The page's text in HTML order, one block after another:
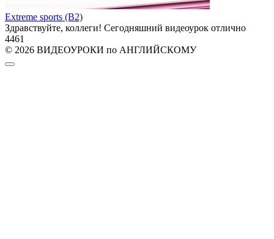
Extreme sports (B2)
Здравствуйте, коллеги! Сегодняшний видеоурок отлично
4461
© 2026 ВИДЕОУРОКИ по АНГЛИЙСКОМУ